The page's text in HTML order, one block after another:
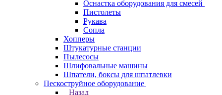
Оснастка оборудования для смесей
Пистолеты
Рукава
Сопла
Хопперы
Штукатурные станции
Пылесосы
Шлифовальные машины
Шпатели, боксы для шпатлевки
Пескоструйное оборудование
Назад